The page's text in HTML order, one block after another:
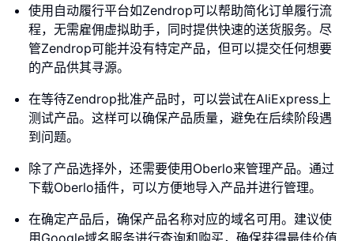
使用自动履行平台如Zendrop可以帮助简化订单履行流
程，无需雇佣虚拟助手，同时提供快速的送货服务。尽
管Zendrop可能并没有特定产品，但可以提交任何想要
的产品供其寻源。
在等待Zendrop批准产品时，可以尝试在AliExpress上
测试产品。这样可以确保产品质量，避免在后续阶段遇
到问题。
除了产品选择外，还需要使用Oberlo来管理产品。通过
下载Oberlo插件，可以方便地导入产品并进行管理。
在确定产品后，确保产品名称对应的域名可用。建议使
用Google域名服务进行查询和购买，确保获得最佳价值